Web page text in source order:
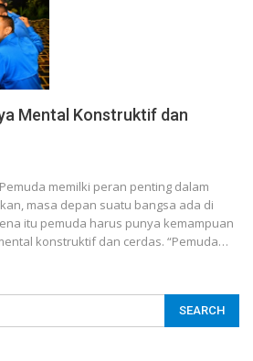
Mental Konstruktif dan
memilki peran penting dalam
masa depan suatu bangsa ada di
itu pemuda harus punya kemampuan
konstruktif dan cerdas. “Pemuda…